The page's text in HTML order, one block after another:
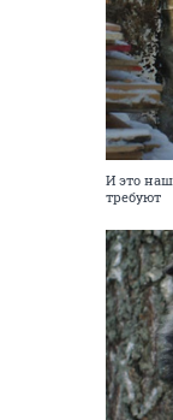
И это
требуют